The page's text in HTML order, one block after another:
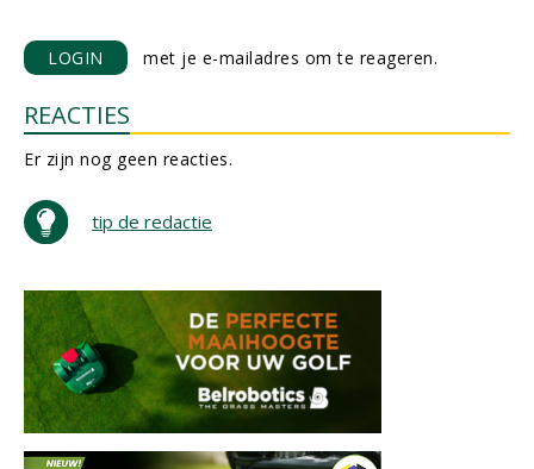
LOGIN met je e-mailadres om te reageren.
REACTIES
Er zijn nog geen reacties.
tip de redactie